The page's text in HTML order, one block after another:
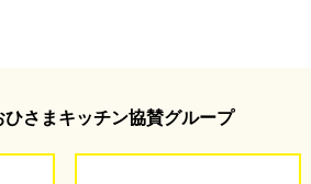
ひさまキッチン協賛グループ